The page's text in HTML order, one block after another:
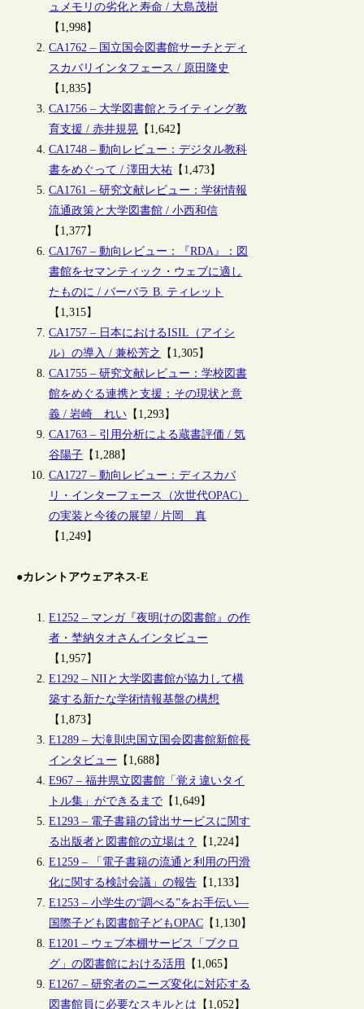
ュメモリの劣化と寿命 / 大島茂樹
【1,998】
CA1762 – 国立国会図書館サーチとディ
スカバリインタフェース / 原田隆史
【1,835】
CA1756 – 大学図書館とライティング教
育支援 / 赤井規晃 【1,642】
CA1748 – 動向レビュー：デジタル教科
書をめぐって / 澤田大祐 【1,473】
CA1761 – 研究文献レビュー：学術情報
流通政策と大学図書館 / 小西和信
【1,377】
CA1767 – 動向レビュー：『RDA』：図
書館をセマンティック・ウェブに適し
たものに / バーバラ B. ティレット
【1,315】
CA1757 – 日本におけるISIL（アイシ
ル）の導入 / 兼松芳之
【1,305】
CA1755 – 研究文献レビュー：学校図書
館をめぐる連携と支援：その現状と意
義 / 岩崎 れい 【1,293】
CA1763 – 引用分析による蔵書評価 / 気
谷陽子 【1,288】
CA1727 – 動向レビュー：ディスカバ
リ・インターフェース（次世代OPAC）
の実装と今後の展望 / 片岡 真
【1,249】
●カレントアウェアネス-E
E1252 – マンガ『夜明けの図書館』の作
者・埜納タオさんインタビュー
【1,957】
E1292 – NIIと大学図書館が協力して構
築する新たな学術情報基盤の構想
【1,873】
E1289 – 大滝則忠国立国会図書館新館長
インタビュー 【1,688】
E967 – 福井県立図書館「覚え違いタイ
トル集」ができるまで 【1,649】
E1293 – 電子書籍の貸出サービスに関す
る出版者と図書館の立場は？
【1,224】
E1259 – 「電子書籍の流通と利用の円滑
化に関する検討会議」の報告 【1,133】
E1253 – 小学生の“調べる”をお手伝い―
国際子ども図書館子どもOPAC 【1,130】
E1201 – ウェブ本棚サービス「ブクロ
グ」の図書館における活用
【1,065】
E1267 – 研究者のニーズ変化に対応する
図書館員に必要なスキルとは 【1,052】